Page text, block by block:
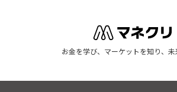
お金を学び、マーケットを知り、未